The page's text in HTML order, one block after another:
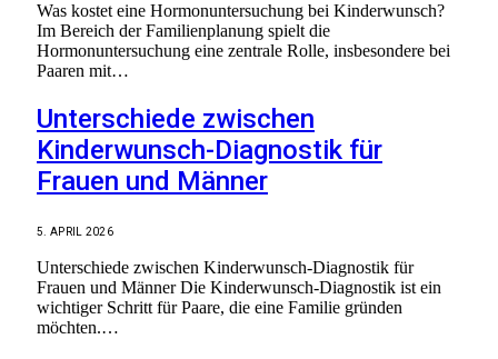
Was kostet eine Hormonuntersuchung bei Kinderwunsch?
Im Bereich der Familienplanung spielt die
Hormonuntersuchung eine zentrale Rolle, insbesondere bei
Paaren mit…
Unterschiede zwischen
Kinderwunsch-Diagnostik für
Frauen und Männer
5. APRIL 2026
Unterschiede zwischen Kinderwunsch-Diagnostik für
Frauen und Männer Die Kinderwunsch-Diagnostik ist ein
wichtiger Schritt für Paare, die eine Familie gründen
möchten.…